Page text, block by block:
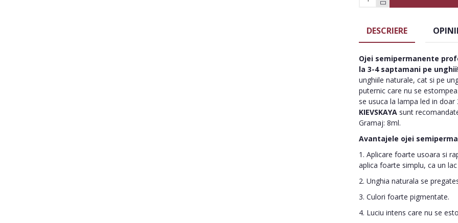
DESCRIERE OPINII
Ojei semipermanente
la 3-4 saptamani pe
unghiile naturale, cat si pe
puternic care nu se
se usuca la lampa led in doar
KIEVSKAYA sunt
Gramaj: 8ml.
Avantajele ojei
1. Aplicare foarte usoara si
aplica foarte simplu, ca un
2. Unghia naturala se
3. Culori foarte pigmentate.
4. Luciu intens care nu se